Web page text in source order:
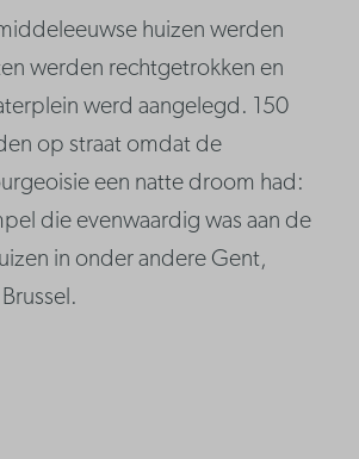
huizen werden
werden rechtgetrokken en
werd aangelegd. 150
op straat omdat de
een natte droom had:
die evenwaardig was aan de
in onder andere Gent,